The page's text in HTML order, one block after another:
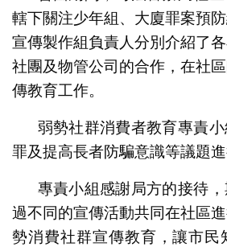
轄下關注少年組、大廈罪案預
宣傳製作組負責人分別介紹了各
社團及物管公司的合作，在社
傳教育工作。
弱勢社群消費者教育專責
罪及提高長者防騙意識等議題進
專責小組感謝局方的接待
過不同的宣傳活動共同在社區
勢消費社群宣傳教育，讓市民